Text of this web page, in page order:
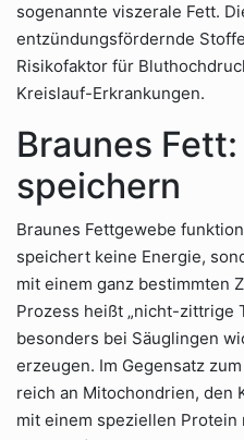
sogenannte viszerale Fett.
entzündungsfördernde
Risikofaktor für
Kreislauf-Erkrankungen.
Braunes
speichern
Braunes Fettgewebe
speichert keine Energie,
mit einem ganz bestimmten
Prozess heißt „nicht-zittrige
besonders bei Säuglingen
erzeugen. Im Gegensatz
reich an Mitochondrien, den
mit einem speziellen Protein